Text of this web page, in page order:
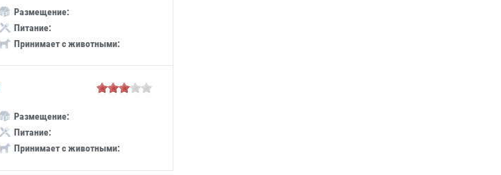
Размещение:
Питание:
Принимает с животными:
Размещение:
Питание:
Принимает с животными: